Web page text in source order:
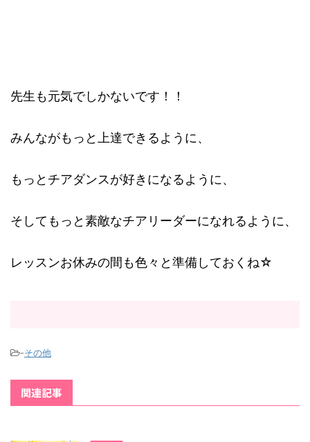
先生も元気でしかないです！！
みんながもっと上達できるように、
もっとチアダンスが好きになるように、
そしてもっと素敵なチアリーダーになれるように、
レッスンお休みの間も色々と準備しておくね☆
-その他
関連記事